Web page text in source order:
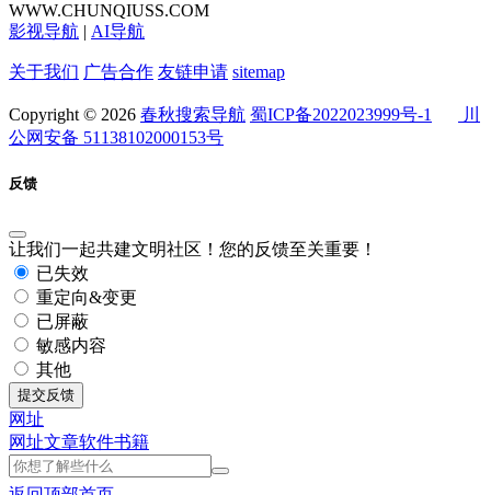
WWW.CHUNQIUSS.COM
影视导航 | AI导航
关于我们 广告合作 友链申请 sitemap
Copyright © 2026 春秋搜索导航 蜀ICP备2022023999号-1
川
公网安备 51138102000153号
反馈
让我们一起共建文明社区！您的反馈至关重要！
已失效
重定向&变更
已屏蔽
敏感内容
其他
提交反馈
网址
网址文章软件书籍